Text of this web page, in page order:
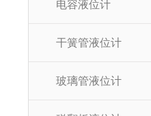
电容液位计
干簧管液位计
玻璃管液位计